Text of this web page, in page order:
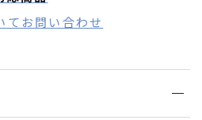
てお問い合わせ